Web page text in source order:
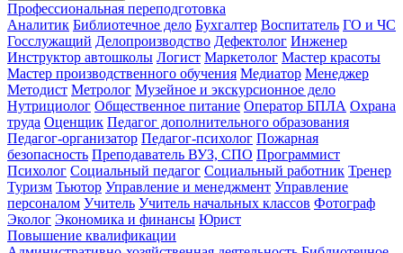
Профессиональная переподготовка
Аналитик Библиотечное дело Бухгалтер Воспитатель ГО и ЧС
Госслужащий Делопроизводство Дефектолог Инженер
Инструктор автошколы Логист Маркетолог Мастер красоты
Мастер производственного обучения Медиатор Менеджер
Методист Метролог Музейное и экскурсионное дело
Нутрициолог Общественное питание Оператор БПЛА Охрана
труда Оценщик Педагог дополнительного образования
Педагог-организатор Педагог-психолог Пожарная
безопасность Преподаватель ВУЗ, СПО Программист
Психолог Социальный педагог Социальный работник Тренер
Туризм Тьютор Управление и менеджмент Управление
персоналом Учитель Учитель начальных классов Фотограф
Эколог Экономика и финансы Юрист
Повышение квалификации